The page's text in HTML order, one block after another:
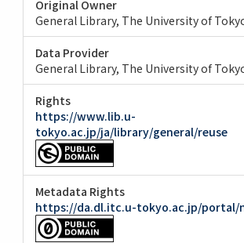
Original Owner
General Library, The University of
Data Provider
General Library, The University of
Rights
https://www.lib.u-
tokyo.ac.jp/ja/library/general/reuse
Metadata Rights
https://da.dl.itc.u-tokyo.ac.jp/portal/